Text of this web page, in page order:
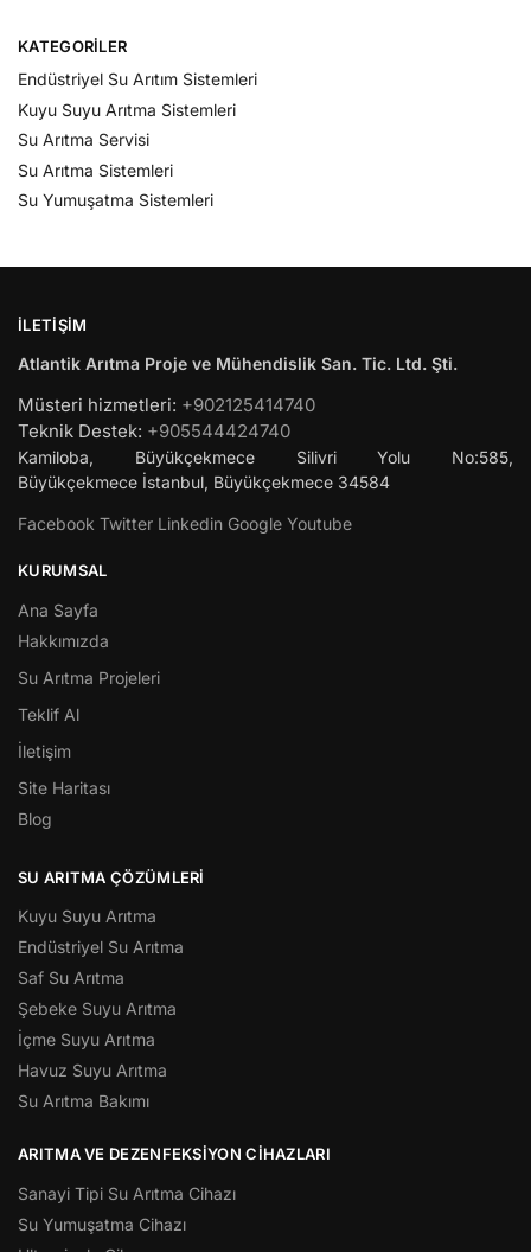
KATEGORILER
Endüstriyel Su Arıtım Sistemleri
Kuyu Suyu Arıtma Sistemleri
Su Arıtma Servisi
Su Arıtma Sistemleri
Su Yumuşatma Sistemleri
İLETIŞIM
Atlantik Arıtma Proje ve Mühendislik San. Tic. Ltd. Şti.
Müsteri hizmetleri: +902125414740
Teknik Destek: +905544424740
Kamiloba, Büyükçekmece Silivri Yolu No:585,
Büyükçekmece İstanbul, Büyükçekmece 34584
Facebook Twitter Linkedin Google Youtube
KURUMSAL
Ana Sayfa
Hakkımızda
Su Arıtma Projeleri
Teklif Al
İletişim
Site Haritası
Blog
SU ARITMA ÇÖZÜMLERI
Kuyu Suyu Arıtma
Endüstriyel Su Arıtma
Saf Su Arıtma
Şebeke Suyu Arıtma
İçme Suyu Arıtma
Havuz Suyu Arıtma
Su Arıtma Bakımı
ARITMA VE DEZENFEKSIYON CIHAZLARI
Sanayi Tipi Su Arıtma Cihazı
Su Yumuşatma Cihazı